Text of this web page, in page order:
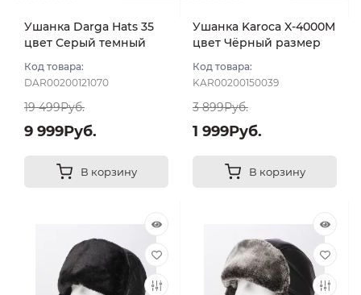
Ушанка Darga Hats 35
цвет Серый темный
Код товара:
DAR00200121070
19 499Руб.
9 999Руб.
В корзину
Ушанка Karoca X-4000M
цвет Чёрный размер
Код товара:
KAR00200150039
3 899Руб.
1 999Руб.
В корзину